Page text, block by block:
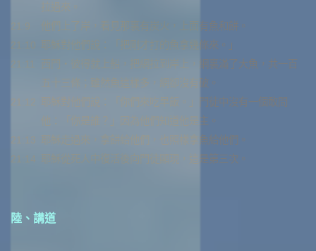
拉過來。
21:9
他們上了岸，看見那裏有炭火，上面有魚和餅。
21:10
耶穌對他們說：「把剛才打的魚拿幾條來。」
21:11
西門‧彼得就上船，把網拉到岸上，網裏滿了大魚，共一百
五十三條；雖然魚這樣多，網卻沒有破。
21:12
耶穌對他們說：「你們來吃早飯。」門徒中沒有一個敢問
他：「你是誰？」因為他們知道他是主。
21:13
耶穌走過來，拿餅給他們，也照樣拿魚給他們。
21:14
耶穌從死人中復活後向門徒顯現，這是第三次。
陸、講道